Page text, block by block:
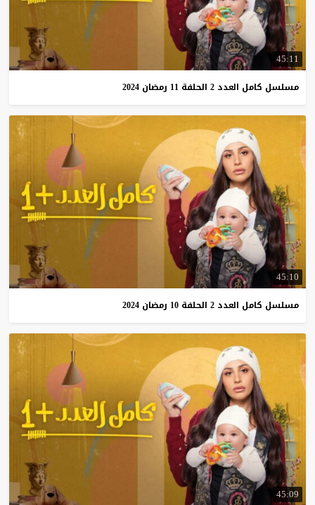
45:11
مسلسل كامل العدد 2 الحلفة 11 رمضان 2024
45:10
مسلسل كامل العدد 2 الحلفة 10 رمضان 2024
45:09